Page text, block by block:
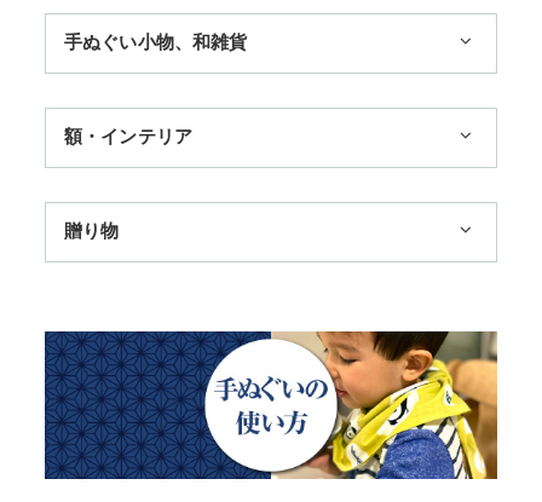
3,300円まで
季節のおすすめ
浮世絵・名画名作・古典
四季
動物・その他
江戸小紋・総柄・無地
藍染め・絞り染め
手ぬぐい小物、和雑貨
扇子
赤ちゃん甚平
ステーショナリー
額・インテリア
TokyoTokyo選定商品
のれん
贈り物
母の日ギフト
父の日ギフト
結婚祝い
出産祝い